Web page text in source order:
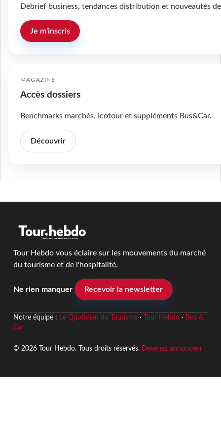
Débrief business, tendances distribution et nouveautés
Je m'inscris
MAGAZINE
Accès dossiers
Benchmarks marchés, Icotour et suppléments Bus&Car.
Découvrir
Tour Hebdo vous éclaire sur les mouvements du marché
du tourisme et de l'hospitalité.
Ne rien manquer Recevoir la newsletter
Notre équipe : Le Quotidien du Tourisme· Tour Hebdo· Bus &
Car
© 2026 Tour Hebdo. Tous droits réservés. Devenez annonceur